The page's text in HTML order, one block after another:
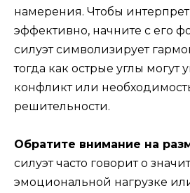
намерения. Чтобы
эффективно, начните с его
силуэт символизирует
тогда как острые углы могут
конфликт или
решительности.
Обратите внимание на
силуэт часто говорит о
эмоциональной нагрузке